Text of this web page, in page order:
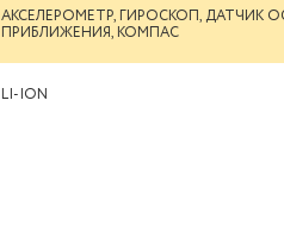
АКСЕЛЕРОМЕТР, ГИРОСКОП, ДАТЧИК
ПРИБЛИЖЕНИЯ, КОМПАС
LI-ION